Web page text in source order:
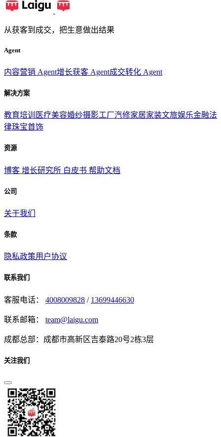
从获客到成交，把生意做出结果
Agent
内容营销 Agent增长获客 Agent成交转化 Agent
解决方案
教育培训 医疗美容婚纱摄影工厂汽修家居家装文旅娱乐金融法
律珠宝首饰
资源
博客 增长研究所 白皮书 帮助文档
公司
关于我们
条款
隐私政策用户协议
联系我们
客服电话： 4008009828 / 13699446630
联系邮箱： team@laigu.com
成都总部：成都市高新区吉泰路20号2栋3层
关注我们